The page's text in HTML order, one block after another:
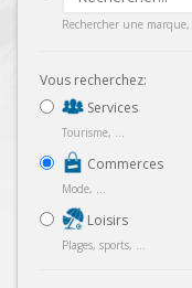
Rechercher une
Vous recherchez:
Services
Tourisme, ...
Commerces
Mode, ...
Loisirs
Plages, sports, ...